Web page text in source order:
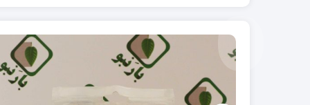
روغن ها
شیرینی و کلوچه
پوست
شوینده
مو
عطر ها